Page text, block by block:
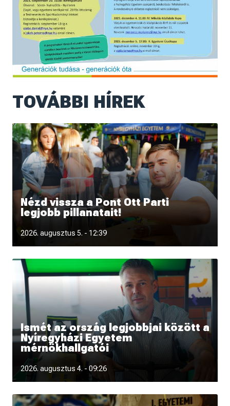
TOVÁBBI HÍREK
Nézd vissza a Pont Ott Parti
legjobb pillanatait!
Fotókon és videón is újra átélheted a Pont Ott Parti
2026. augusztus 5. - 12:39
Ismét az ország legjobbjai között a
Nyíregyházi Egyetem
mérnökhallgatói
„Úgy tűnik, kibéreltük a dobogó második fokát” - interjú
2026. augusztus 4. - 09:26